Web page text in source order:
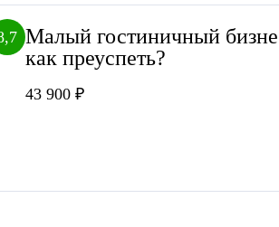
Малый гостиничный
как преуспеть?
43 900 ₽